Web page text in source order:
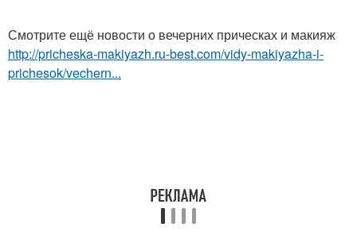
Смотрите ещё новости о вечерних прическах и макияж
http://pricheska-makiyazh.ru-best.com/vidy-makiyazha-i-
prichesok/vechern...